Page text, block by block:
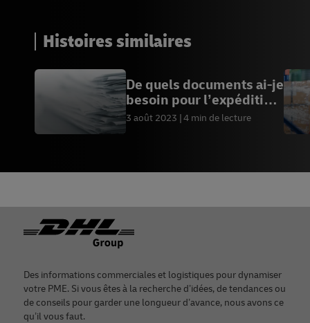
Histoires similaires
De quels documents ai-je
besoin pour l’expédition
internationale ?
3 août 2023 4 min de lecture
Footer
Des informations commerciales et logistiques pour dynamiser
votre PME. Si vous êtes à la recherche d’idées, de tendances ou
de conseils pour garder une longueur d’avance, nous avons ce
qu’il vous faut.